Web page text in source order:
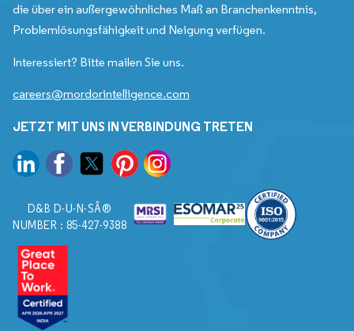
die über ein außergewöhnliches Maß an Branchenkenntnis,
Problemlösungsfähigkeit und Neigung verfügen.
Interessiert? Bitte mailen Sie uns.
careers@mordorintelligence.com
JETZT MIT UNS IN VERBINDUNG TRETEN
D&B D-U-N-SÂ®
NUMBER : 85-427-9388